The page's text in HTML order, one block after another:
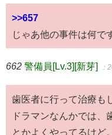
>>657
じゃあ他の事件は何で
662 警備員[Lv.3][新芽] ：
歯医者に行って治療も
ドラマンなんかでは、
とかよくやってるけど。